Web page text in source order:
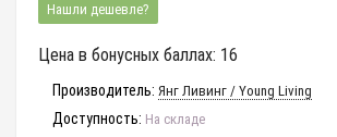
Нашли дешевле?
Цена в бонусных баллах: 16
Производитель: Янг Ливинг / Young Living
Доступность: На складе